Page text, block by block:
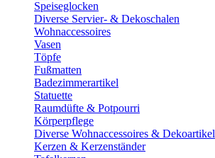
Speiseglocken
Diverse Servier- & Dekoschalen
Wohnaccessoires
Vasen
Töpfe
Fußmatten
Badezimmerartikel
Statuette
Raumdüfte & Potpourri
Körperpflege
Diverse Wohnaccessoires & Dekoartikel
Kerzen & Kerzenständer